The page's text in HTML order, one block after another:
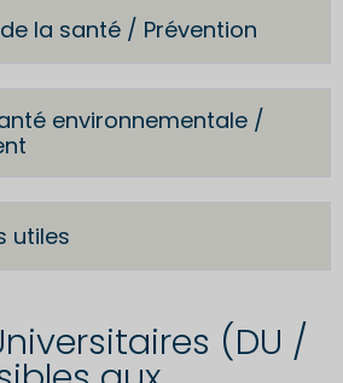
la santé / Prévention
environnementale /
utiles
(DU /